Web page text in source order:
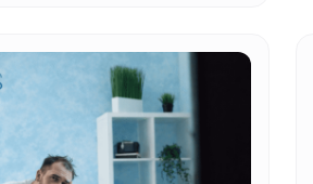
Многие боятся
в мозг» или
реакций. На самом
от алкоголя это
биологический